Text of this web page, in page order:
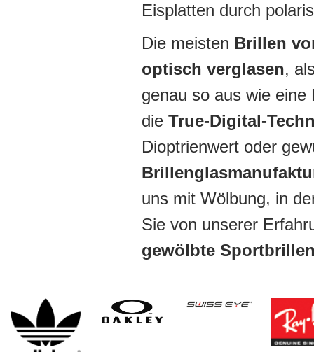
Eisplatten durch
Die meisten Brillen
optisch verglasen,
genau so aus wie
die True-Digital-
Dioptrienwert oder
uns mit Wölbung, in
Sie von unserer
gewölbte